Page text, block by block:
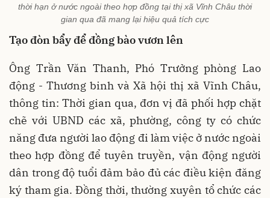
thời hạn ở nước ngoài theo hợp đồng tại thị xã Vĩnh Châu thời
gian qua đã mang lại hiệu quả tích cực
Tạo đòn bẩyđể đồng bào vươn lên
Ông Trần Văn Thanh, Phó Trưởng phòng Lao
động - Thương binh và Xã hội thị xã Vĩnh Châu,
thông tin: Thời gian qua, đơn vị đã phối hợp chặt
chẽ với UBND các xã, phường, công ty có chức
năng đưa người lao động đi làm việc ở nước ngoài
theo hợp đồng để tuyên truyền, vận động người
dân trong độ tuổi đảm bảo đủ các điều kiện đăng
ký tham gia. Đồng thời, thường xuyên tổ chức các